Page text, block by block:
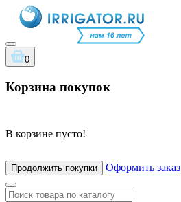
0
Корзина покупок
В корзине пусто!
Продолжить покупки Оформить заказ